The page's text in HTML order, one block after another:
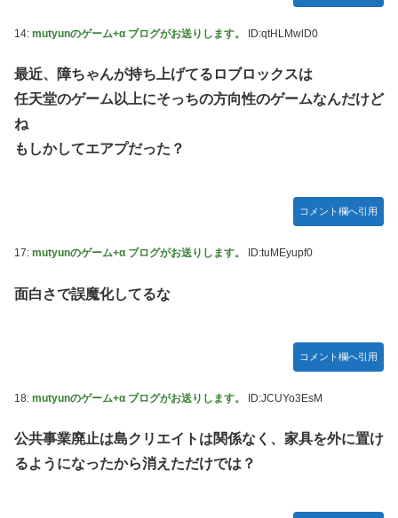
14: mutyunのゲーム+α ブログがお送りします。 ID:qtHLMwlD0
最近、障ちゃんが持ち上げてるロブロックスは
任天堂のゲーム以上にそっちの方向性のゲームなんだけど
ね
もしかしてエアプだった？
コメント欄へ引用
17: mutyunのゲーム+α ブログがお送りします。 ID:tuMEyupf0
面白さで誤魔化してるな
コメント欄へ引用
18: mutyunのゲーム+α ブログがお送りします。 ID:JCUYo3EsM
公共事業廃止は島クリエイトは関係なく、家具を外に置け
るようになったから消えただけでは？